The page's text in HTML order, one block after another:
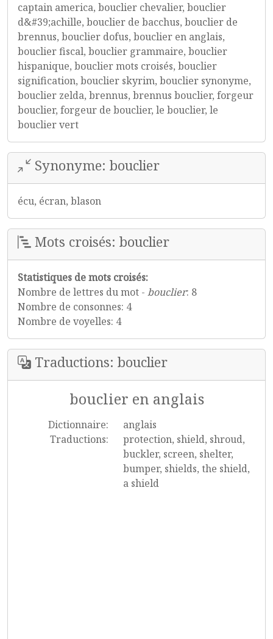
captain america, bouclier chevalier, bouclier
d&#39;achille, bouclier de bacchus, bouclier de
brennus, bouclier dofus, bouclier en anglais,
bouclier fiscal, bouclier grammaire, bouclier
hispanique, bouclier mots croisés, bouclier
signification, bouclier skyrim, bouclier synonyme,
bouclier zelda, brennus, brennus bouclier, forgeur
bouclier, forgeur de bouclier, le bouclier, le
bouclier vert
Synonyme: bouclier
écu, écran, blason
Mots croisés: bouclier
Statistiques de mots croisés:
Nombre de lettres du mot - bouclier: 8
Nombre de consonnes: 4
Nombre de voyelles: 4
Traductions: bouclier
bouclier en anglais
Dictionnaire:
anglais
Traductions:
protection, shield, shroud,
buckler, screen, shelter,
bumper, shields, the shield,
a shield